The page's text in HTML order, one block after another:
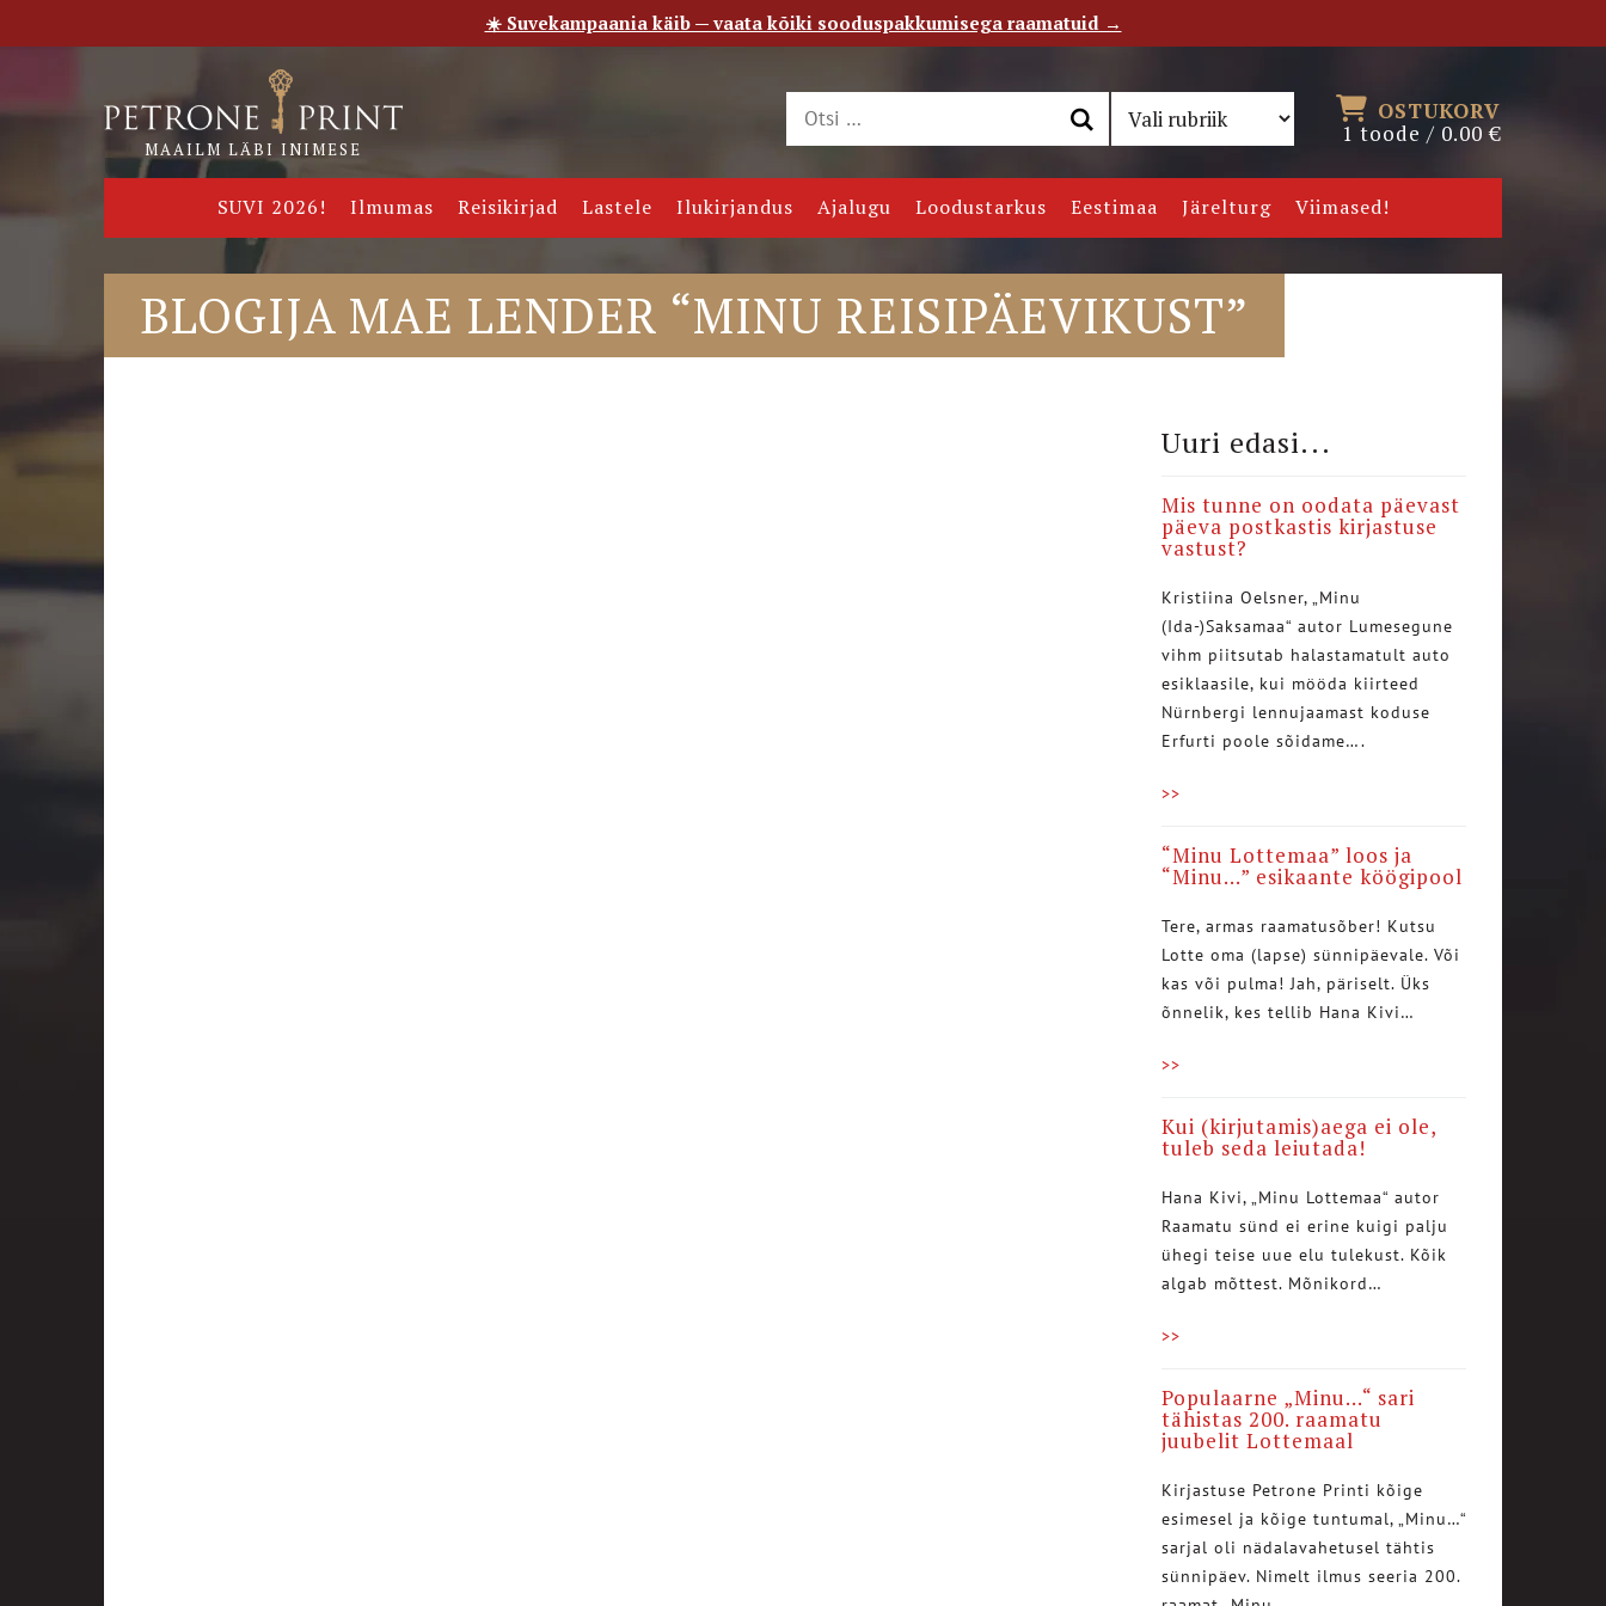
Meie saade Kontakt
MAAILM LÄBI INIMESE
OSTUKORV
1 toode / 0.00€
SUVI 2026! Ilmumas Reisikirjad Lastele Ilukirjandus Ajalugu Loodustarkus Eestimaa Järelturg Viimased!
BLOGIJA MAE LENDER “MINU REISIPÄEVIKUST”
Uuri edasi...
Mis tunne on oodata päevast
päeva postkastis kirjastuse
vastust?
Kristiina Oelsner, „Minu
(Ida-)Saksamaa“ autor Lumesegune
vihm piitsutab halastamatult auto
esiklaasile, kui mööda kiirteed
Nürnbergi lennujaamast koduse
Erfurti poole sõidame….
>>
“Minu Lottemaa” loos ja
“Minu…” esikaante köögipool
Tere, armas raamatusõber! Kutsu
Lotte oma (lapse) sünnipäevale. Või
kas või pulma! Jah, päriselt. Üks
õnnelik, kes tellib Hana Kivi…
>>
Kui (kirjutamis)aega ei ole,
tuleb seda leiutada!
Hana Kivi, „Minu Lottemaa“ autor
Raamatu sünd ei erine kuigi palju
ühegi teise uue elu tulekust. Kõik
algab mõttest. Mõnikord…
>>
Populaarne „Minu…“ sari
tähistas 200. raamatu
juubelit Lottemaal
Kirjastuse Petrone Printi kõige
esimesel ja kõige tuntumal, „Minu…“
sarjal oli nädalavahetusel tähtis
sünnipäev. Nimelt ilmus seeria 200.
☀️ Suvekampaania käib — vaata kõiki sooduspakkumisega raamatuid →